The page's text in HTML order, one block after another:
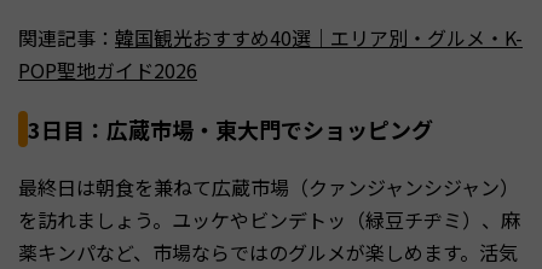
関連記事： 韓国観光おすすめ40選｜エリア別・グルメ・K-
POP聖地ガイド2026
3日目：広蔵市場・東大門でショッピング
最終日は朝食を兼ねて広蔵市場（クァンジャンシジャン）
を訪れましょう。ユッケやビンデトッ（緑豆チヂミ）、麻
薬キンパなど、市場ならではのグルメが楽しめます。活気